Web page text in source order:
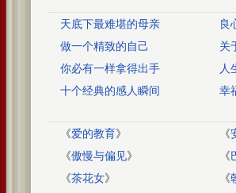
天底下最难堪的母亲
良
做一个精致的自己
关
你必有一样拿得出手
人
十个经典的感人瞬间
幸
《爱的教育》 《
《傲慢与偏见》 《
《茶花女》 《